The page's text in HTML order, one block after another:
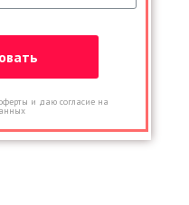
и даю согласие на